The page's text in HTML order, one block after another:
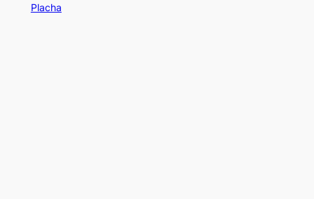
Placha